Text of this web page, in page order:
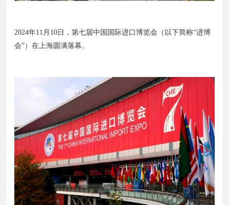
2024年11月10日，第七届中国国际进口博览会（以下简称“进博
会”）在上海圆满落幕。